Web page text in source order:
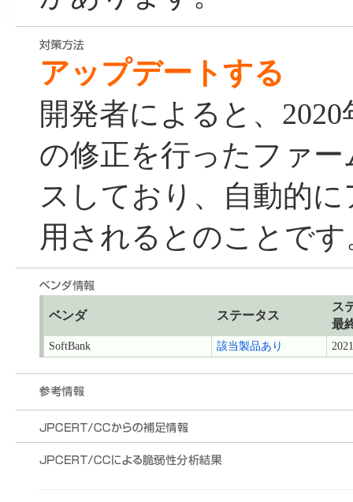
アップデートする
開発者によると、
の修正を行ったファ
スしており、自動的
用されるとのことです
ベンダ ステータス
ス
最
SoftBank 該当製品あり